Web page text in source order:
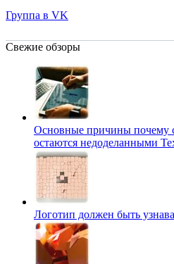
Группа в VK
Свежие обзоры
Основные причины почему
остаются недоделанными
Логотип должен быть